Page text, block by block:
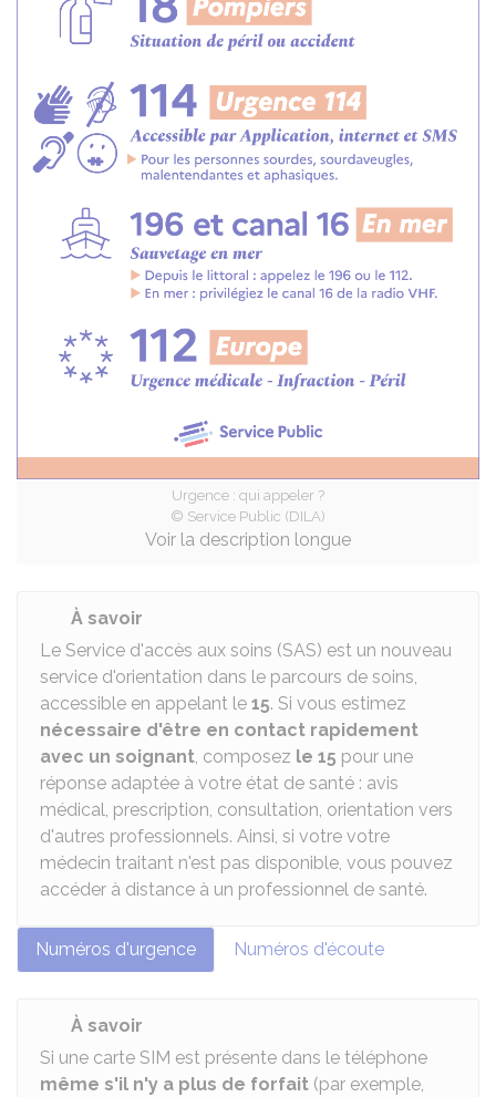
Urgence : qui appeler ?
© Service Public (DILA)
Voir la description longue
À savoir
Le Service d'accès aux soins (SAS) est un nouveau
service d'orientation dans le parcours de soins,
accessible en appelant le 15. Si vous estimez
nécessaire d'être en contact rapidement
avec un soignant, composez le 15 pour une
réponse adaptée à votre état de santé : avis
médical, prescription, consultation, orientation vers
d'autres professionnels. Ainsi, si votre votre
médecin traitant n'est pas disponible, vous pouvez
accéder à distance à un professionnel de santé.
Numéros d'urgence Numéros d'écoute
À savoir
Si une carte SIM est présente dans le téléphone
même s'il n'y a plus de forfait (par exemple,